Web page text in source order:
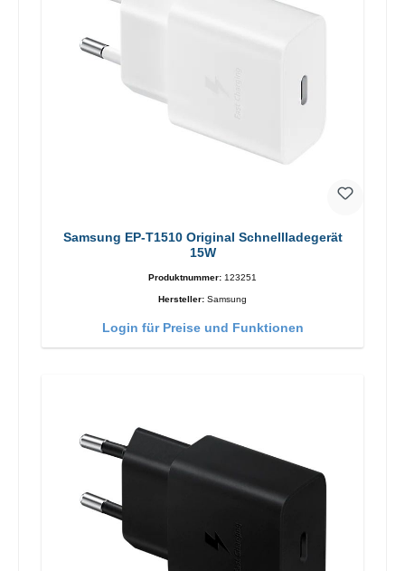
Samsung EP-T1510 Original Schnellladegerät
15W
Produktnummer: 123251
Hersteller: Samsung
Login für Preise und Funktionen